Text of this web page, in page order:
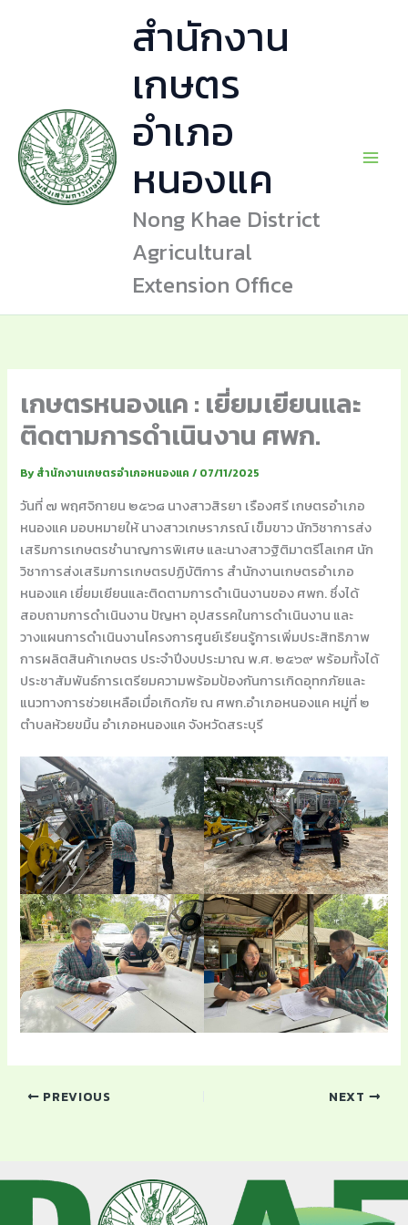
สำนักงาน
เกษตร
อำเภอ
หนองแค
Nong Khae District
Agricultural
Extension Office
เกษตรหนองแค : เยี่ยมเยียนและ
ติดตามการดำเนินงาน ศพก.
Byสำนักงานเกษตรอำเภอหนองแค/ 07/11/2025
วันที่ ๗ พฤศจิกายน ๒๕๖๘ นางสาวสิรยา เรืองศรี เกษตรอำเภอ
หนองแค มอบหมายให้ นางสาวเกษราภรณ์ เข็มขาว นักวิชาการส่ง
เสริมการเกษตรชำนาญการพิเศษ และนางสาวฐิติมาตรีโลเกศ นัก
วิชาการส่งเสริมการเกษตรปฏิบัติการ สำนักงานเกษตรอำเภอ
หนองแค เยี่ยมเยียนและติดตามการดำเนินงานของ ศพก. ซึ่งได้
สอบถามการดำเนินงาน ปัญหา อุปสรรคในการดำเนินงาน และ
วางแผนการดำเนินงานโครงการศูนย์เรียนรู้การเพิ่มประสิทธิภาพ
การผลิตสินค้าเกษตร ประจำปีงบประมาณ พ.ศ. ๒๕๖๙ พร้อมทั้งได้
ประชาสัมพันธ์การเตรียมความพร้อมป้องกันการเกิดอุทกภัยและ
แนวทางการช่วยเหลือเมื่อเกิดภัย ณ ศพก.อำเภอหนองแค หมู่ที่ ๒
ตำบลห้วยขมิ้น อำเภอหนองแค จังหวัดสระบุรี
PREVIOUS NEXT